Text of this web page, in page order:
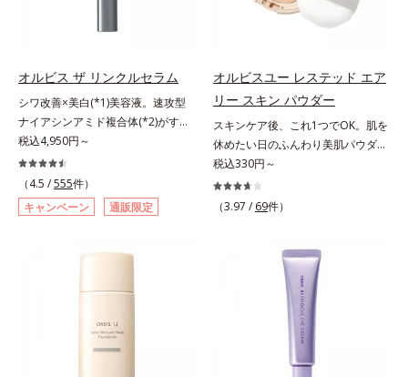
*6 乾燥による*7 保湿成分*8
キス配合＝うるおいを与えハリと透
明感に満ちた肌へ導く保湿成分*9
メマツヨイグサ抽出液、スイカズラ
エキス配合＝角層のすみずみまで水
分・油分を保ち、ハリ・ツヤを与え
る保湿成分*10 気持ちのことアレ
ルギーテスト済＝全ての方にアレル
ギーが起こらないということではあ
乾燥による*2 クエン酸配合＝角層
柔軟成分*3 イソペンチルジオール
配合＝保湿成分*4 ツボクサ葉エキ
ス配合＝保湿成分*5 パルミチン酸
アスコルビルリン酸3Na配合＝保湿
成分*6 セラミドNP、セラミド
NG、セラミドAP配合＝保湿成分*7
汚れを落とすことによる
微粒子とオイルが肌と汚れの間に入
り込み、小さくばらけて肌表面にう
することを防止し、細かい毛穴汚れ
をごっそりするん！角栓溶解オイル
(*4)が詰まりや黒ずみも溶かして、
毛穴の目立ちにくいすべすべ肌に洗
い上げます。大人肌のためのくすみ
(*5)を晴らすアプローチによって圧
巻の洗浄力と保湿力を叶え、毛穴目
やかな肌に導きます。*1 ポーラ化
成独自の（Ｃ１２－２０）アルキル
グルコシド（保湿）で形成するミセ
ルから、汚れをはね返す水の膜をつ
くる技術が日本初（2024年12月時
*2 オルビス内でかつてないオイル
オルビス ザ リンクルセラム
シワ改善×美白(*1)美容液。速攻型
ナイアシンアミド複合体(*2)がすば
やく浸透(*3)。ピンと、パッと。大
人の肌にハリ感を。シワ改善×美白
(*1)美容液。ポーラ化成 研究所の独
自研究で見出した、速攻型ナイアシ
ンアミド複合体(*2)と浸透サポート
有効成分「ナイアシンアミド」の浸
にくい大人肌の深く(*3)まで素早く
促進し、年齢とともに刻まれる深い
悩みのシワを改善しながら、過剰な
税込4,950円～
（4.5 /555件）
キャンペーン
通販限定
オルビスユー レステッド エア
リー スキン パウダー
スキンケア後、これ1つでOK。肌を
休めたい日のふんわり美肌パウダ
ー。ふんわり美肌が叶う、うるおい
パウダーです。3色の光を操るパウ
ダーがツヤと透明感を演出。ソフト
ー。ふんわり軽いつけごこちながら
美肌質感を叶えます。さらに花粉や
ちり・ホコリ、紫外線などの外的刺
激から肌をガードします。スキンケ
ア後にこれひとつでライトメイク効
税込330円～
（3.97 / 69件）